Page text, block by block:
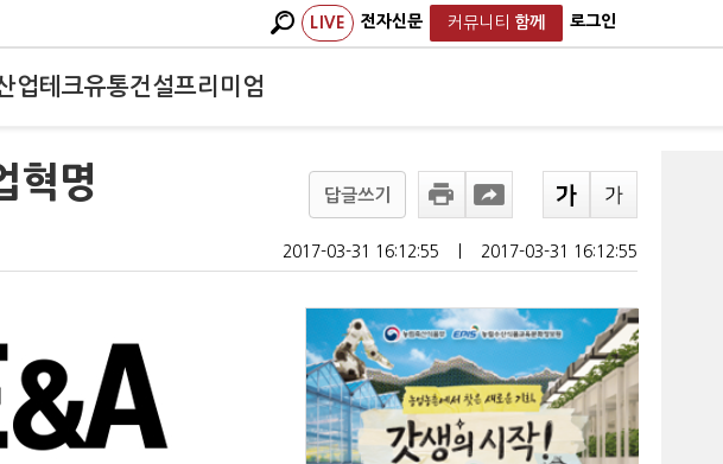
LIVE 전자신문 커뮤니티 함께 로그인
업테크유통건설프리미엄
혁명 답글쓰기
2017-03-31 16:12:55 2017-03-31 16:12:55